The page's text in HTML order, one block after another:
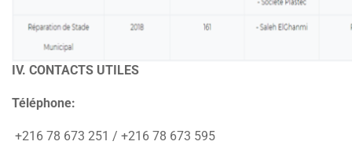
IV. CONTACTS UTILES
Téléphone:
+216 78 673 251 / +216 78 673 595